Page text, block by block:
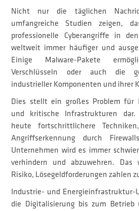
Nicht nur die täglichen
umfangreiche Studien zeigen,
professionelle Cyberangriffe in
weltweit immer häufiger und
Einige Malware-Pakete
Verschlüsseln oder auch die
industrieller Komponenten und ihrer
Dies stellt ein großes Problem für
und kritische Infrastrukturen dar.
heute fortschrittlichere
Angriffserkennung durch
Unternehmen wird es immer
verhindern und abzuwehren. Das
Risiko, Lösegeldforderungen zahlen
Industrie- und Energieinfrastruktur-
die Digitalisierung bis zum